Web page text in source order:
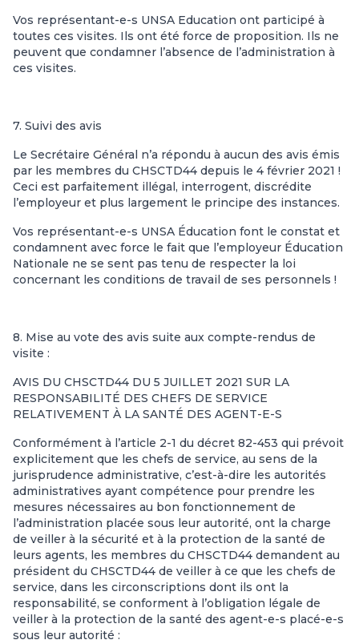
Vos représentant-e-s UNSA Education ont participé à
toutes ces visites. Ils ont été force de proposition. Ils ne
peuvent que condamner l’absence de l’administration à
ces visites.
7. Suivi des avis
Le Secrétaire Général n’a répondu à aucun des avis émis
par les membres du CHSCTD44 depuis le 4 février 2021 !
Ceci est parfaitement illégal, interrogent, discrédite
l’employeur et plus largement le principe des instances.
Vos représentant-e-s UNSA Éducation font le constat et
condamnent avec force le fait que l’employeur Éducation
Nationale ne se sent pas tenu de respecter la loi
concernant les conditions de travail de ses personnels !
8. Mise au vote des avis suite aux compte-rendus de
visite :
AVIS DU CHSCTD44 DU 5 JUILLET 2021 SUR LA
RESPONSABILITÉ DES CHEFS DE SERVICE
RELATIVEMENT À LA SANTÉ DES AGENT-E-S
Conformément à l’article 2-1 du décret 82-453 qui prévoit
explicitement que les chefs de service, au sens de la
jurisprudence administrative, c’est-à-dire les autorités
administratives ayant compétence pour prendre les
mesures nécessaires au bon fonctionnement de
l’administration placée sous leur autorité, ont la charge
de veiller à la sécurité et à la protection de la santé de
leurs agents, les membres du CHSCTD44 demandent au
président du CHSCTD44 de veiller à ce que les chefs de
service, dans les circonscriptions dont ils ont la
responsabilité, se conforment à l’obligation légale de
veiller à la protection de la santé des agent-e-s placé-e-s
sous leur autorité :